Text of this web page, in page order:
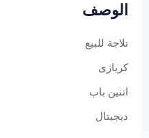
الوصف
تلاجة للبيع
كريازى
اتنين باب
ديجيتال